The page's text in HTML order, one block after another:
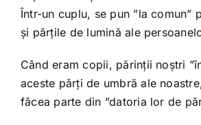
Într-un cuplu, se pun ”la comun”
și părțile de lumină ale
Când eram copii, părinții noștri
aceste părți de umbră ale
făcea parte din ”datoria lor de